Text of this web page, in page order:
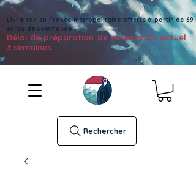
Livraison en France métropolitaine offerte à partir de 69
euros de commande
Délai de préparation de commande actuel :
3 semaines
Rechercher